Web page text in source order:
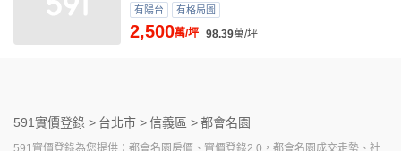
有陽台 有格局圖
2,500萬/坪 98.39萬/坪
591實價登錄 > 台北市 >信義區 >都會名園
591實價登錄為您提供：都會名園房價、實價登錄2.0，都會名園成交走勢、社